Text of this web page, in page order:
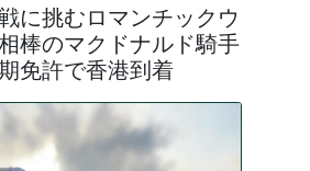
に挑むロマンチックウ
棒のマクドナルド騎手
免許で香港到着